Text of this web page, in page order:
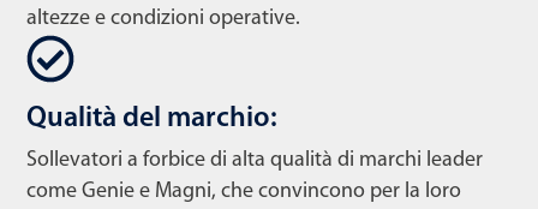
altezze e condizioni operative.
Qualità del marchio:
Sollevatori a forbice di alta qualità di marchi leader
come Genie e Magni, che convincono per la loro